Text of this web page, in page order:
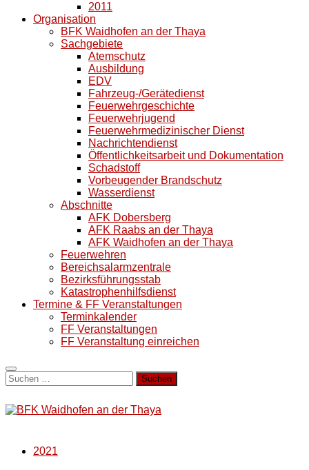
2011
Organisation
BFK Waidhofen an der Thaya
Sachgebiete
Atemschutz
Ausbildung
EDV
Fahrzeug-/Gerätedienst
Feuerwehrgeschichte
Feuerwehrjugend
Feuerwehrmedizinischer Dienst
Nachrichtendienst
Öffentlichkeitsarbeit und Dokumentation
Schadstoff
Vorbeugender Brandschutz
Wasserdienst
Abschnitte
AFK Dobersberg
AFK Raabs an der Thaya
AFK Waidhofen an der Thaya
Feuerwehren
Bereichsalarmzentrale
Bezirksführungsstab
Katastrophenhilfsdienst
Termine & FF Veranstaltungen
Terminkalender
FF Veranstaltungen
FF Veranstaltung einreichen
Suchen
nach:
2021